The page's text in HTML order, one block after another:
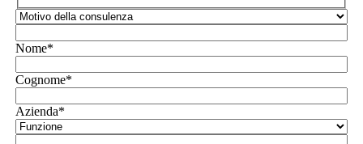
Nome*
Cognome*
Azienda*